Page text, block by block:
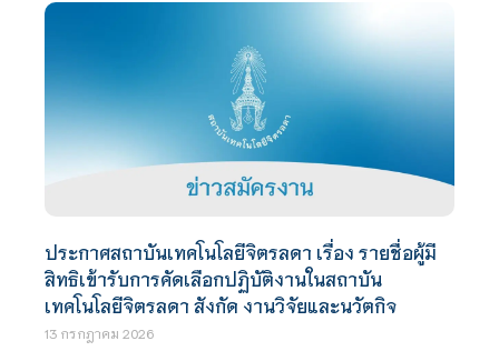
ประกาศสถาบันเทคโนโลยีจิตรลดา เรื่อง รายชื่อผู้มี
สิทธิเข้ารับการคัดเลือกปฏิบัติงานในสถาบัน
เทคโนโลยีจิตรลดา สังกัด งานวิจัยและนวัตกิจ
13 กรกฎาคม 2026